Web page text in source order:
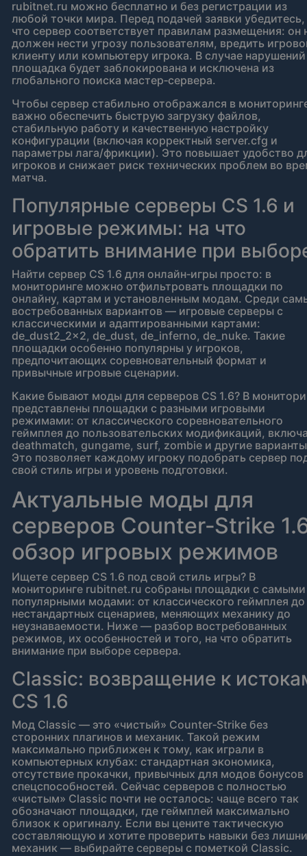
rubitnet.ru можно бесплатно и без регистрации из
любой точки мира. Перед подачей заявки убедитесь,
что сервер соответствует правилам размещения: он
должен нести угрозу пользователям, вредить
клиенту или компьютеру игрока. В случае нарушений
площадка будет заблокирована и исключена из
глобального поиска мастер‑сервера.
Чтобы сервер стабильно отображался в
важно обеспечить быструю загрузку файлов,
стабильную работу и качественную настройку
конфигурации (включая корректный server.cfg и
параметры лага/фрикции). Это повышает удобство
игроков и снижает риск технических проблем во
матча.
Популярные серверы CS 1.6 и
игровые режимы: на что
обратить внимание при
Найти сервер CS 1.6 для онлайн‑игры просто: в
мониторинге можно отфильтровать площадки по
онлайну, картам и установленным модам. Среди
востребованных вариантов — игровые серверы с
классическими и адаптированными картами:
de_dust2_2x2, de_dust, de_inferno, de_nuke. Такие
площадки особенно популярны у игроков,
предпочитающих соревновательный формат и
привычные игровые сценарии.
Какие бывают моды для серверов CS 1.6? В
представлены площадки с разными игровыми
режимами: от классического соревновательного
геймплея до пользовательских модификаций,
deathmatch, gungame, surf, zombie и другие
Это позволяет каждому игроку подобрать сервер
свой стиль игры и уровень подготовки.
Актуальные моды для
серверов Counter‑Strike
обзор игровых режимов
Ищете сервер CS 1.6 под свой стиль игры? В
мониторинге rubitnet.ru собраны площадки с самыми
популярными модами: от классического геймплея до
нестандартных сценариев, меняющих механику до
неузнаваемости. Ниже — разбор востребованных
режимов, их особенностей и того, на что обратить
внимание при выборе сервера.
Classic: возвращение к
CS 1.6
Мод Classic — это «чистый» Counter‑Strike без
сторонних плагинов и механик. Такой режим
максимально приближен к тому, как играли в
компьютерных клубах: стандартная экономика,
отсутствие прокачки, привычных для модов бонусов
спецспособностей. Сейчас серверов с полностью
«чистым» Classic почти не осталось: чаще всего так
обозначают площадки, где геймплей максимально
близок к оригиналу. Если вы цените тактическую
составляющую и хотите проверить навыки без
механик — выбирайте серверы с пометкой Classic.